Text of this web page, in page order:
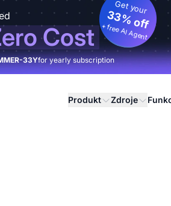
Cost
Get your
33% off
+ free AI Agent
33Yfor yearly subscription
Produkt Zdroje